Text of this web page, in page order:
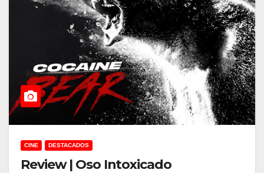
CINE DESTACADOS
Review | Oso Intoxicado